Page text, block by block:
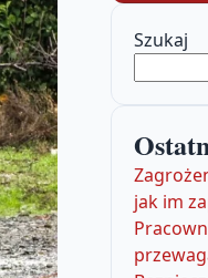
Szukaj
jak im